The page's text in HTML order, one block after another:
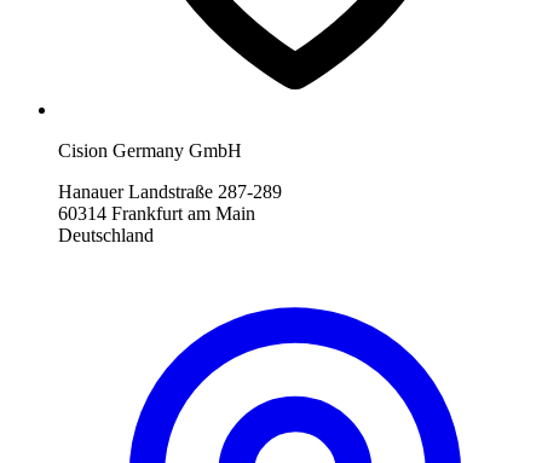
Cision Germany GmbH
Hanauer Landstraße 287-289
60314 Frankfurt am Main
Deutschland